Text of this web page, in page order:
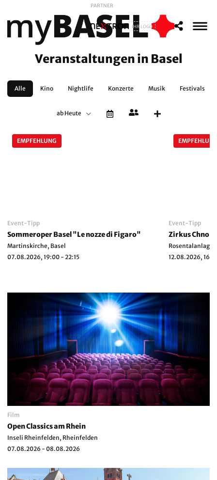
PARTNER
IHR LOGO
Veranstaltungen in Basel
Alle Kino Nightlife Konzerte Musik Festivals
ab Heute
EMPFEHLUNG
Event-Tipp
Sommeroper Basel "Le nozze di Figaro"
Martinskirche, Basel
07.08.2026, 19:00 - 22:15
Event-Tipp
Rosentalanlage,
12.08.2026,
Film
Open Classics am Rhein
Inseli Rheinfelden, Rheinfelden
07.08.2026 - 08.08.2026